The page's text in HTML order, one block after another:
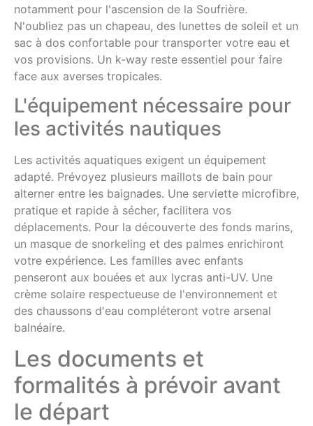
notamment pour l'ascension de la Soufrière.
N'oubliez pas un chapeau, des lunettes de soleil et un
sac à dos confortable pour transporter votre eau et
vos provisions. Un k-way reste essentiel pour faire
face aux averses tropicales.
L'équipement nécessaire pour
les activités nautiques
Les activités aquatiques exigent un équipement
adapté. Prévoyez plusieurs maillots de bain pour
alterner entre les baignades. Une serviette microfibre,
pratique et rapide à sécher, facilitera vos
déplacements. Pour la découverte des fonds marins,
un masque de snorkeling et des palmes enrichiront
votre expérience. Les familles avec enfants
penseront aux bouées et aux lycras anti-UV. Une
crème solaire respectueuse de l'environnement et
des chaussons d'eau compléteront votre arsenal
balnéaire.
Les documents et
formalités à prévoir avant
le départ